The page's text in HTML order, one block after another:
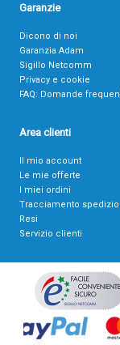
Garanzie
Dicono di noi
Garanzia Adam
Sigillo Netcomm
Privacy e cookie
FAQ: Domande
Area clienti
Il mio account
Le mie offerte
I miei ordini
Tracciamento
Resi
Servizio clienti